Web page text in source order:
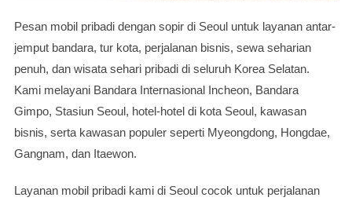
Pesan mobil pribadi dengan sopir di Seoul untuk layanan antar-
jemput bandara, tur kota, perjalanan bisnis, sewa seharian
penuh, dan wisata sehari pribadi di seluruh Korea Selatan.
Kami melayani Bandara Internasional Incheon, Bandara
Gimpo, Stasiun Seoul, hotel-hotel di kota Seoul, kawasan
bisnis, serta kawasan populer seperti Myeongdong, Hongdae,
Gangnam, dan Itaewon.
Layanan mobil pribadi kami di Seoul cocok untuk perjalanan